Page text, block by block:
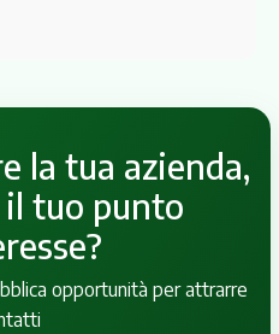
la tua azienda,
tuo punto
opportunità per attrarre